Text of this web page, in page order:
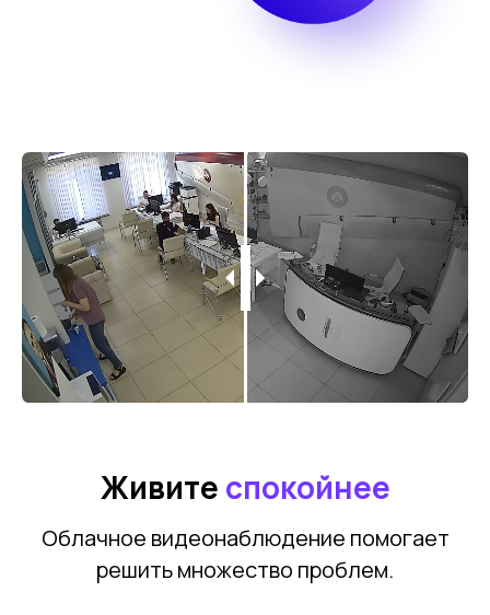
Живите спокойнее
Облачное видеонаблюдение помогает
решить множество проблем.